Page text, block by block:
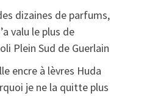
dizaines de parfums,
valu le plus de
Plein Sud de Guerlain
encre à lèvres Huda
je ne la quitte plus